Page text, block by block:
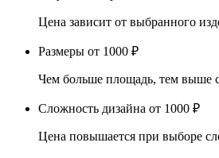
Цена зависит от выбранного
Размеры от 1000 ₽
Чем больше площадь, тем выше
Сложность дизайна от 1000 ₽
Цена повышается при выборе